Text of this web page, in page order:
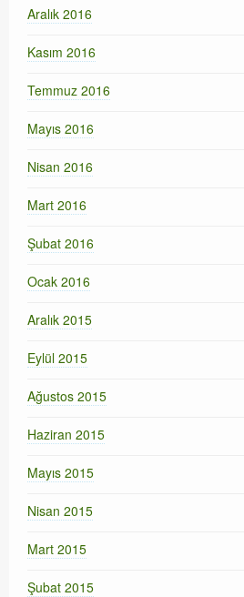
Aralık 2016
Kasım 2016
Temmuz 2016
Mayıs 2016
Nisan 2016
Mart 2016
Şubat 2016
Ocak 2016
Aralık 2015
Eylül 2015
Ağustos 2015
Haziran 2015
Mayıs 2015
Nisan 2015
Mart 2015
Şubat 2015